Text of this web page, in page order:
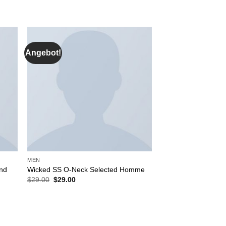
Angebot!
MEN
Wicked SS O-Neck Selected Homme
$29.00 Ursprünglicher
$29.00Aktueller